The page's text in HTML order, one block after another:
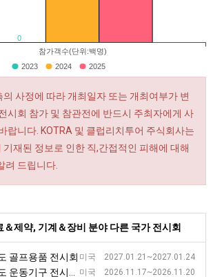
0
참가객수(단위:백명)
2023 2024 2025
사정에 따라 개최일자 또는 개최여부가 변
시회 참가 및 참관전에 반드시 주최자에게 사
랍니다. KOTRA 및 클럽리치투어 주식회사는
재된 정보로 인한 직,간접적인 피해에 대해
려 드립니다.
제약, 기계＆장비 분야 다른 국가 전시회
미국 2027.01.21~2027.01.24
골프용품 전시회
미국 2026.11.17~2026.11.20
구 전시회 [AB SHOW]